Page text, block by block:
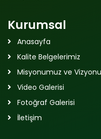
Kurumsal
Anasayfa
Kalite Belgelerimiz
Misyonumuz ve
Video Galerisi
Fotoğraf Galerisi
İletişim